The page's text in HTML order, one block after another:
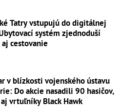
Tatry vstupujú do digitálnej
systém zjednoduší
aj cestovanie
v blízkosti vojenského ústavu
Do akcie nasadili 90 hasičov,
vrtuľníky Black Hawk